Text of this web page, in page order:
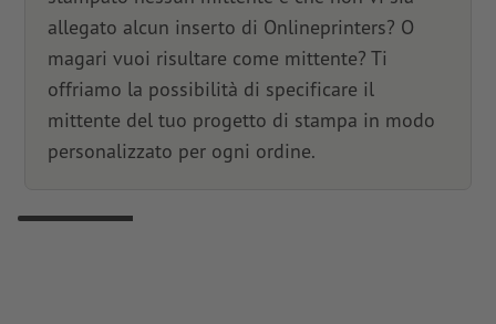
allegato alcun inserto di Onlineprinters? O
magari vuoi risultare come mittente? Ti
offriamo la possibilità di specificare il
mittente del tuo progetto di stampa in modo
personalizzato per ogni ordine.